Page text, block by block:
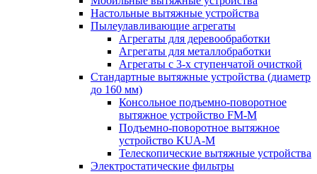
Настольные вытяжные устройства
Пылеулавливающие агрегаты
Агрегаты для деревообработки
Агрегаты для металлобработки
Агрегаты с 3-х ступенчатой очисткой
Стандартные вытяжные устройства (диаметр
до 160 мм)
Консольное подъемно-поворотное
вытяжное устройство FM-M
Подъемно-поворотное вытяжное
устройство KUA-M
Телескопические вытяжные устройства
Электростатические фильтры